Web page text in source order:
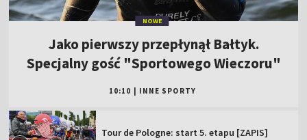
NOWE
Jako pierwszy przepłynął Bałtyk.
Specjalny gość "Sportowego Wieczoru"
10:10 | INNE SPORTY
Tour de Pologne: start 5. etapu [ZAPIS]